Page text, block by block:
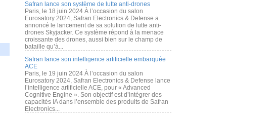
Safran lance son système de lutte anti-drones
Paris, le 18 juin 2024 À l’occasion du salon
Eurosatory 2024, Safran Electronics & Defense a
annoncé le lancement de sa solution de lutte anti-
drones Skyjacker. Ce système répond à la menace
croissante des drones, aussi bien sur le champ de
bataille qu’à...
Safran lance son intelligence artificielle embarquée
ACE
Paris, le 19 juin 2024 À l’occasion du salon
Eurosatory 2024, Safran Electronics & Defense lance
l’intelligence artificielle ACE, pour « Advanced
Cognitive Engine ». Son objectif est d’intégrer des
capacités IA dans l’ensemble des produits de Safran
Electronics...